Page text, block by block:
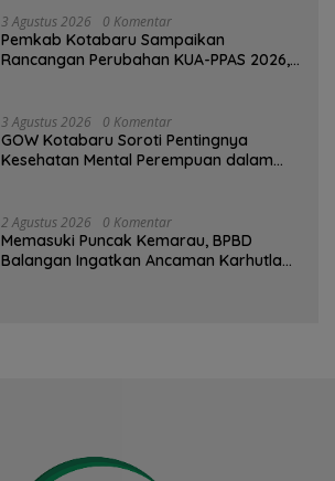
3 Agustus 2026 0 Komentar
Pemkab Kotabaru Sampaikan
Rancangan Perubahan KUA-PPAS 2026,
3 Agustus 2026 0 Komentar
GOW Kotabaru Soroti Pentingnya
Kesehatan Mental Perempuan dalam
2 Agustus 2026 0 Komentar
Memasuki Puncak Kemarau, BPBD
Balangan Ingatkan Ancaman Karhutla